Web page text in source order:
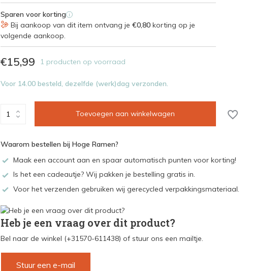
Sparen voor korting i
Bij aankoop van dit item ontvang je €0,80korting op je
volgende aankoop.
€15,99 1 producten op voorraad
Voor 14.00 besteld, dezelfde (werk)dag verzonden.
Toevoegen aan winkelwagen
Waarom bestellen bij Hoge Ramen?
Maak een account aan en spaar automatisch punten voor korting!
Is het een cadeautje? Wij pakken je bestelling gratis in.
Voor het verzenden gebruiken wij gerecycled verpakkingsmateriaal.
Heb je een vraag over dit product?
Bel naar de winkel (+31570-611438) of stuur ons een mailtje.
Stuur een e-mail